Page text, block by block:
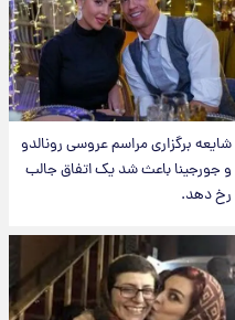
شایعه برگزاری مراسم عروسی رونالدو
و جورجینا باعث شد یک اتفاق جالب
رخ دهد.